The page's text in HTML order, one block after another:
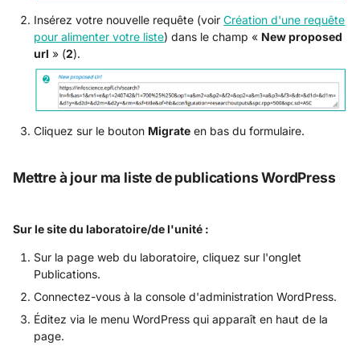
Insérez votre nouvelle requête (voirCréation d'une requête
pour alimenter votre liste) dans le champ « New proposed
url » (2).
Cliquez sur le bouton Migrate en bas du formulaire.
Mettre à jour ma liste de publications WordPress
Sur le site du laboratoire/de l'unité :
Sur la page web du laboratoire, cliquez sur l'onglet
Publications.
Connectez-vous à la console d'administration WordPress.
Éditez via le menu WordPress qui apparaît en haut de la
page.